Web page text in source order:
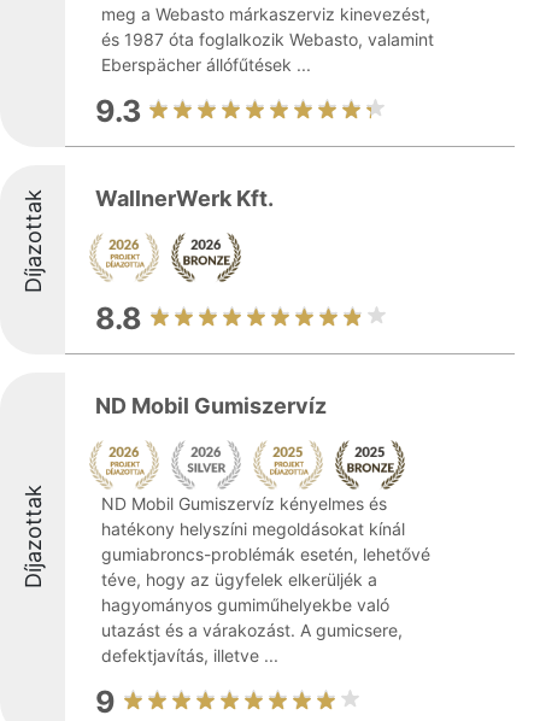
meg a Webasto márkaszerviz kinevezést,
és 1987 óta foglalkozik Webasto, valamint
Eberspächer állófűtések ...
9.3
Díjazottak WallnerWerk Kft.
8.8
Díjazottak
ND Mobil Gumiszervíz
ND Mobil Gumiszervíz kényelmes és
hatékony helyszíni megoldásokat kínál
gumiabroncs-problémák esetén, lehetővé
téve, hogy az ügyfelek elkerüljék a
hagyományos gumiműhelyekbe való
utazást és a várakozást. A gumicsere,
defektjavítás, illetve ...
9